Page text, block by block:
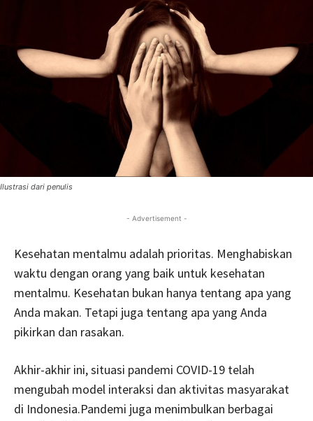
Ilustrasi dari penulis
- Advertisement -
Kesehatan mentalmu adalah prioritas. Menghabiskan
waktu dengan orang yang baik untuk kesehatan
mentalmu. Kesehatan bukan hanya tentang apa yang
Anda makan. Tetapi juga tentang apa yang Anda
pikirkan dan rasakan.
Akhir-akhir ini, situasi pandemi COVID-19 telah
mengubah model interaksi dan aktivitas masyarakat
di Indonesia.Pandemi juga menimbulkan berbagai